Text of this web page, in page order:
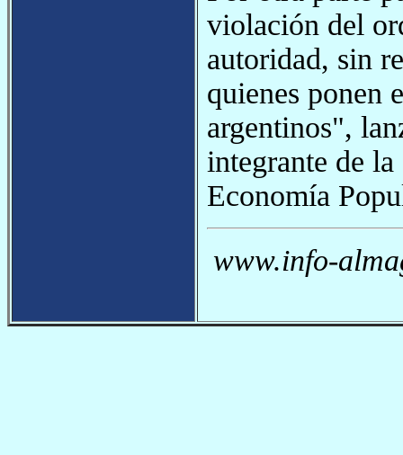
violación del
autoridad, sin
quienes ponen
argentinos",
integrante de
Economía
www.info-